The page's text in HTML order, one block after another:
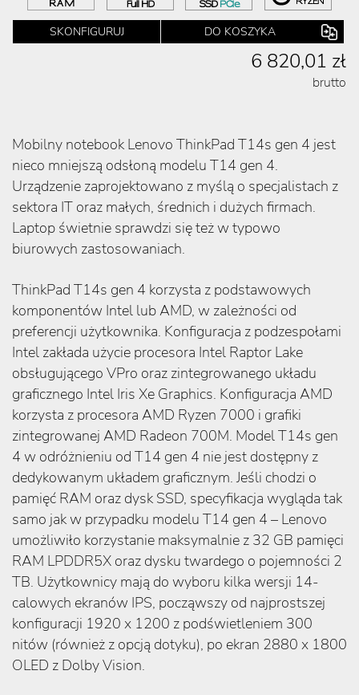
SKONFIGURUJ DO KOSZYKA
6 820,01 zł
brutto
Mobilny notebook Lenovo ThinkPad T14s gen 4 jest
nieco mniejszą odsłoną modelu T14 gen 4.
Urządzenie zaprojektowano z myślą o specjalistach z
sektora IT oraz małych, średnich i dużych firmach.
Laptop świetnie sprawdzi się też w typowo
biurowych zastosowaniach.
ThinkPad T14s gen 4 korzysta z podstawowych
komponentów Intel lub AMD, w zależności od
preferencji użytkownika. Konfiguracja z podzespołami
Intel zakłada użycie procesora Intel Raptor Lake
obsługującego VPro oraz zintegrowanego układu
graficznego Intel Iris Xe Graphics. Konfiguracja AMD
korzysta z procesora AMD Ryzen 7000 i grafiki
zintegrowanej AMD Radeon 700M. Model T14s gen
4 w odróżnieniu od T14 gen 4 nie jest dostępny z
dedykowanym układem graficznym. Jeśli chodzi o
pamięć RAM oraz dysk SSD, specyfikacja wygląda tak
samo jak w przypadku modelu T14 gen 4 – Lenovo
umożliwiło korzystanie maksymalnie z 32 GB pamięci
RAM LPDDR5X oraz dysku twardego o pojemności 2
TB. Użytkownicy mają do wyboru kilka wersji 14-
calowych ekranów IPS, począwszy od najprostszej
konfiguracji 1920 x 1200 z podświetleniem 300
nitów (również z opcją dotyku), po ekran 2880 x 1800
OLED z Dolby Vision.